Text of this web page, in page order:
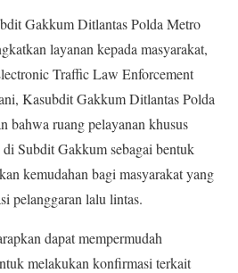
Gakkum Ditlantas Polda Metro
layanan kepada masyarakat,
Traffic Law Enforcement
Kasubdit Gakkum Ditlantas Polda
bahwa ruang pelayanan khusus
Subdit Gakkum sebagai bentuk
kemudahan bagi masyarakat yang
pelanggaran lalu lintas.
dapat mempermudah
melakukan konfirmasi terkait